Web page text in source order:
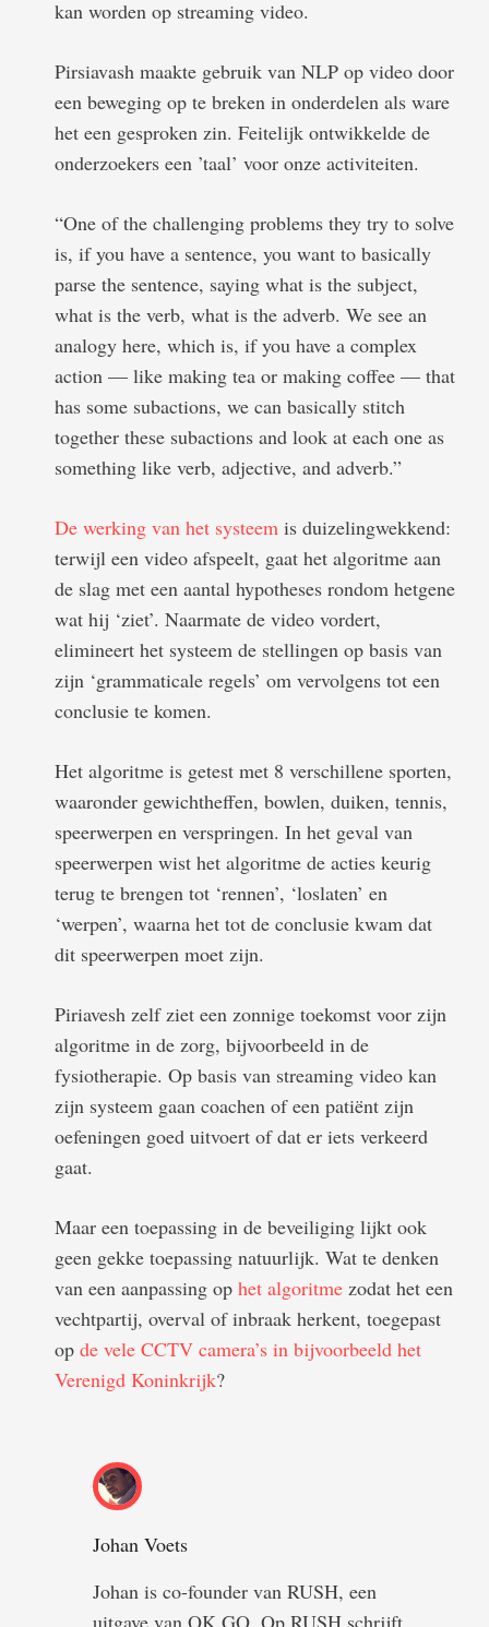
kan worden op streaming video.
Pirsiavash maakte gebruik van NLP op video door
een beweging op te breken in onderdelen als ware
het een gesproken zin. Feitelijk ontwikkelde de
onderzoekers een ’taal’ voor onze activiteiten.
“One of the challenging problems they try to solve
is, if you have a sentence, you want to basically
parse the sentence, saying what is the subject,
what is the verb, what is the adverb. We see an
analogy here, which is, if you have a complex
action — like making tea or making coffee — that
has some subactions, we can basically stitch
together these subactions and look at each one as
something like verb, adjective, and adverb.”
De werking van het systeem is duizelingwekkend:
terwijl een video afspeelt, gaat het algoritme aan
de slag met een aantal hypotheses rondom hetgene
wat hij ‘ziet’. Naarmate de video vordert,
elimineert het systeem de stellingen op basis van
zijn ‘grammaticale regels’ om vervolgens tot een
conclusie te komen.
Het algoritme is getest met 8 verschillene sporten,
waaronder gewichtheffen, bowlen, duiken, tennis,
speerwerpen en verspringen. In het geval van
speerwerpen wist het algoritme de acties keurig
terug te brengen tot ‘rennen’, ‘loslaten’ en
‘werpen’, waarna het tot de conclusie kwam dat
dit speerwerpen moet zijn.
Piriavesh zelf ziet een zonnige toekomst voor zijn
algoritme in de zorg, bijvoorbeeld in de
fysiotherapie. Op basis van streaming video kan
zijn systeem gaan coachen of een patiënt zijn
oefeningen goed uitvoert of dat er iets verkeerd
gaat.
Maar een toepassing in de beveiliging lijkt ook
geen gekke toepassing natuurlijk. Wat te denken
van een aanpassing op het algoritme zodat het een
vechtpartij, overval of inbraak herkent, toegepast
op de vele CCTV camera’s in bijvoorbeeld het
Verenigd Koninkrijk?
Johan Voets
Johan is co-founder van RUSH, een